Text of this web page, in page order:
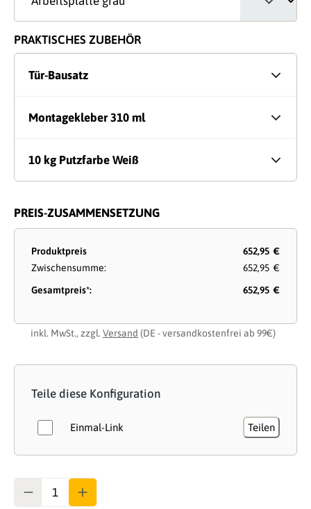
PRAKTISCHES ZUBEHÖR
Tür-Bausatz
Montagekleber 310 ml
10 kg Putzfarbe Weiß
PREIS-ZUSAMMENSETZUNG
Produktpreis
652,95 €
Zwischensumme:
652,95 €
Gesamtpreis*:
652,95 €
inkl. MwSt., zzgl. Versand (DE - versandkostenfrei ab 99€)
Teile diese Konfiguration
Einmal-Link Teilen